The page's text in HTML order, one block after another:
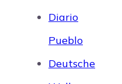
Diario
Pueblo
Deutsche